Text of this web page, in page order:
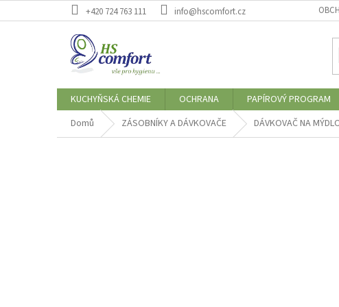
na
+420 724 763 111 info@hscomfort.cz
KUCHYŇSKÁ CHEMIE OCHRANA PAPÍROVÝ PROGRAM
Domů
ZÁSOBNÍKY A DÁVKOVAČE DÁVKOVAČ NA